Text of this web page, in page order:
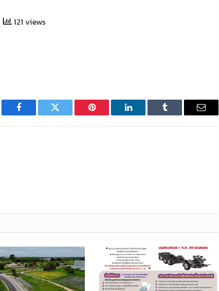
121 views
Facebook Twitter Pinterest LinkedIn Tumblr Email